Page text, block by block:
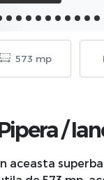
573 mp
/
aceasta